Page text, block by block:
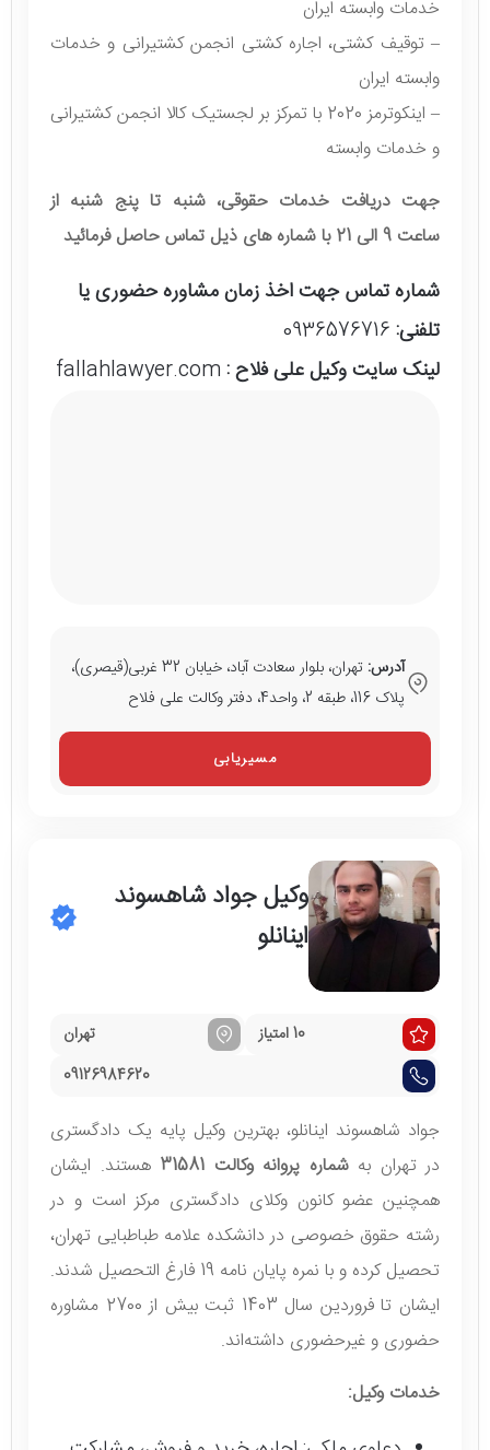
خدمات وابسته ایران
– توقیف کشتی، اجاره کشتی انجمن کشتیرانی و خدمات
وابسته ایران
– اینکوترمز 2020 با تمرکز بر لجستیک کالا انجمن کشتیرانی
و خدمات وابسته
جهت دریافت خدمات حقوقی، شنبه تا پنج شنبه از
شماره تماس جهت اخذ زمان مشاوره حضوری یا
تلفنی:
لینک سایت وکیل علی فلاح :
fallahlawyer.com
آدرس:
تهران، بلوار سعادت آباد، خیابان 32 غربی(قیصری)،
وکیل جواد شاهسوند
اینانلو
جواد شاهسوند اینانلو، بهترین وکیل پایه یک دادگستری
در تهران به
شماره پروانه وکالت 31581
هستند. ایشان
همچنین عضو کانون وکلای دادگستری مرکز است و در
رشته حقوق خصوصی در دانشکده علامه طباطبایی تهران،
تحصیل کرده و با نمره پایان نامه 19 فارغ التحصیل شدند.
ایشان تا فروردین سال 1403 ثبت بیش از 2700 مشاوره
حضوری و غیرحضوری داشته‌اند.
خدمات وکیل: